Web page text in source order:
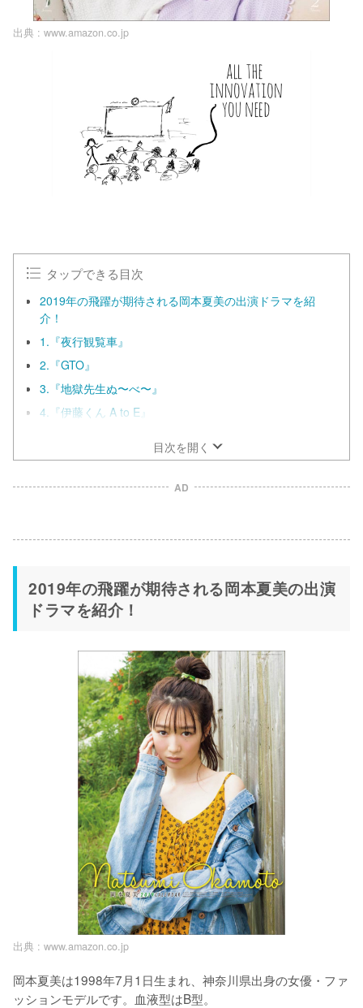
出典 : www.amazon.co.jp
タップできる目次
2019年の飛躍が期待される岡本夏美の出演ドラマを紹
介！
1.『夜行観覧車』
2.『GTO』
3.『地獄先生ぬ〜べ〜』
4.『伊藤くん A to E』
目次を開く
AD
2019年の飛躍が期待される岡本夏美の出演
ドラマを紹介！
出典 : www.amazon.co.jp
岡本夏美は1998年7月1日生まれ、神奈川県出身の女優・ファ
ッションモデルです。血液型はB型。